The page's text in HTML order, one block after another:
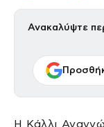
Ανακαλύψτε
Η Κάλλι